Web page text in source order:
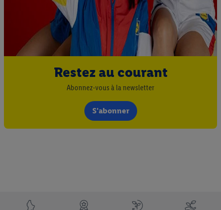
Restez au courant
Abonnez-vous à la newsletter
S'abonner
Élément du pied de page avec les USPs de Lidl Luxembourg